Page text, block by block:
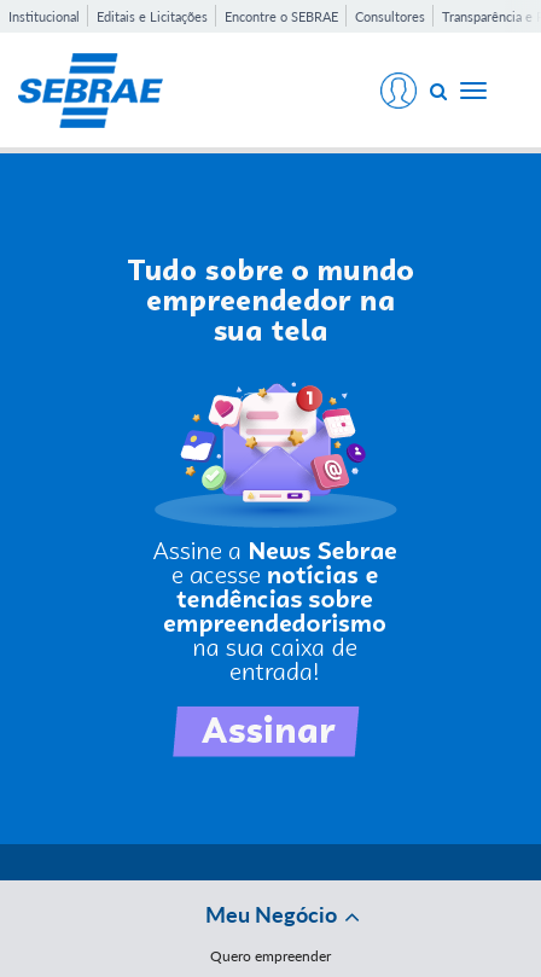
Institucional Editais e Licitações Encontre o SEBRAE Consultores Transparência e
Toggle
Meu Negócio
Quero empreender